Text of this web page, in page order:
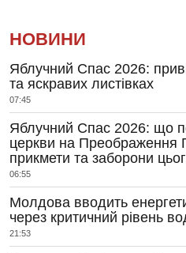
НОВИНИ
Яблучний Спас 2026:
та яскравих листівках
07:45
Яблучний Спас 2026: що
церкви на Преображення
прикмети та заборони
06:55
Молдова вводить
через критичний рівень
21:53